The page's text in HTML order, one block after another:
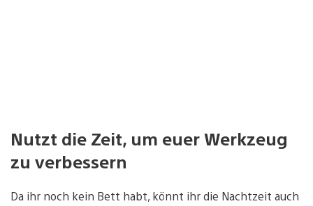
Nutzt die Zeit, um euer Werkzeug
zu verbessern
Da ihr noch kein Bett habt, könnt ihr die Nachtzeit auch